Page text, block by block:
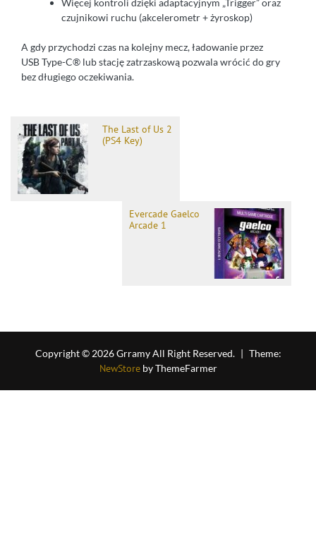
Więcej kontroli dzięki adaptacyjnym „Trigger” oraz
czujnikowi ruchu (akcelerometr + żyroskop)
A gdy przychodzi czas na kolejny mecz, ładowanie przez
USB Type-C® lub stację zatrzaskową pozwala wrócić do gry
bez długiego oczekiwania.
The Last of Us 2
(PS4 Key)
Evercade Gaelco
Arcade 1
Copyright © 2026 Grramy All Right Reserved. | Theme:
NewStoreby ThemeFarmer